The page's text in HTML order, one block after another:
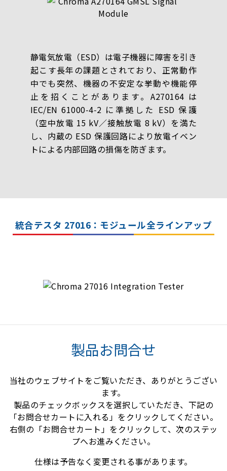
静電気放電（ESD）は電子機器に障害を引き
起こす長年の課題とされており、正常動作
中でも突然、機器の不安定な挙動や機能停
止を招くことがあります。A270164 は
IEC/EN 61000‑4‑2 に準拠した ESD 保護
（空中放電 15 kV／接触放電 8 kV）を満た
し、内蔵の ESD 保護回路により放電イベン
トによる内部回路の損傷を防ぎます。
統合テスタ 27016：モジュール全ラインアップ
製品お問合せ
当社のウェブサイトをご覧いただき、ありがとうござい
ます。
製品のチェックボックスを選択していただき、下記の
「お問合せカートに入れる」をクリックしてください。
右側の「お問合せカート」をクリックして、次のステッ
プへお進みください。
仕様は予告なく変更される事があります。